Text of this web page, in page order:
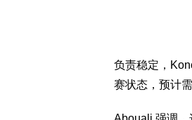
负责稳定，
赛状态，预计